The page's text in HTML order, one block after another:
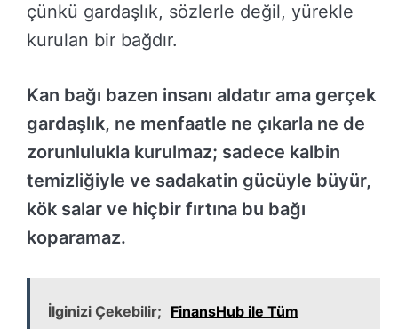
çünkü gardaşlık, sözlerle değil, yürekle
kurulan bir bağdır.
Kan bağı bazen insanı aldatır ama gerçek
gardaşlık, ne menfaatle ne çıkarla ne de
zorunlulukla kurulmaz; sadece kalbin
temizliğiyle ve sadakatin gücüyle büyür,
kök salar ve hiçbir fırtına bu bağı
koparamaz.
İlginizi Çekebilir; FinansHub ile Tüm